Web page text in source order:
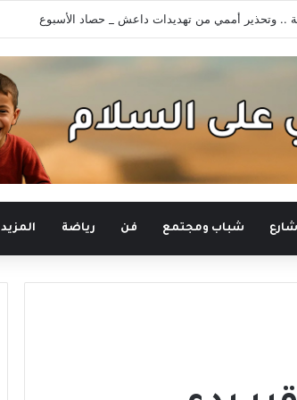
.. وتحذير أممي من تهديدات داعش _ حصاد الأسبوع
شباب ومجتمع فن رياضة المزيد